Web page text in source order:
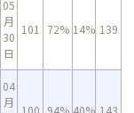
05
月
30
日
101 72% 14% 139
04
月
100 94% 40% 143